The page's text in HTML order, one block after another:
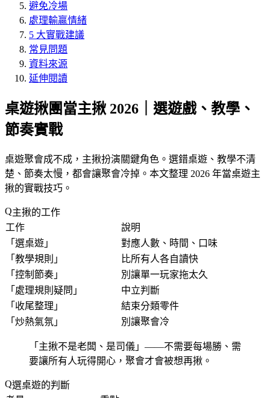
避免冷場
處理輸贏情緒
5 大實戰建議
常見問題
資料來源
延伸閱讀
桌遊揪團當主揪 2026｜選遊戲、教學、
節奏實戰
桌遊聚會成不成，主揪扮演關鍵角色。選錯桌遊、教學不清
楚、節奏太慢，都會讓聚會冷掉。本文整理 2026 年當桌遊主
揪的實戰技巧。
主揪的工作
工作
說明
「 選桌遊 」
對應人數、時間、口味
「 教學規則 」
比所有人各自讀快
「 控制節奏 」
別讓單一玩家拖太久
「 處理規則疑問 」
中立判斷
「 收尾整理 」
結束分類零件
「 炒熱氣氛 」 別讓聚會冷
「 主揪不是老闆、是司儀 」——不需要每場勝、需
要讓所有人玩得開心，聚會才會被想再揪。
選桌遊的判斷